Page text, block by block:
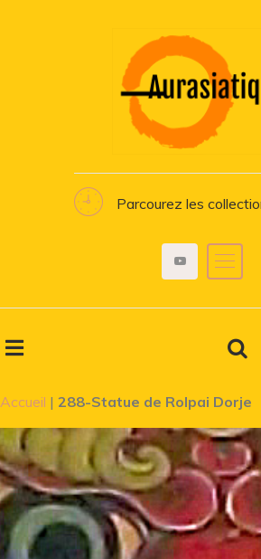
Parcourez les
Accueil | 288-Statue de Rolpai Dorje